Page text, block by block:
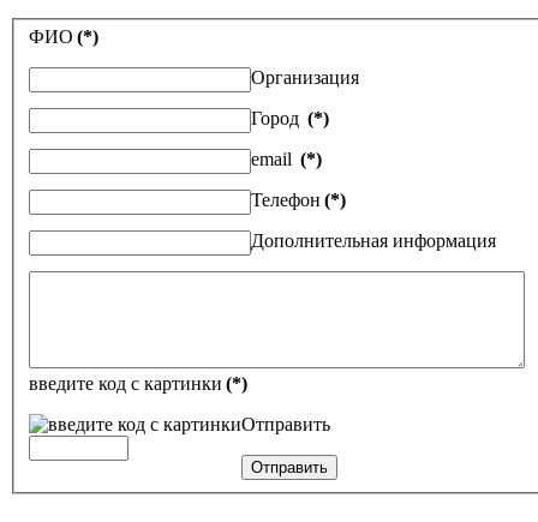
ФИО (*)
Организация
Город (*)
email (*)
Телефон (*)
Дополнительная информация
введите код с картинки (*)
Отправить
Отправить